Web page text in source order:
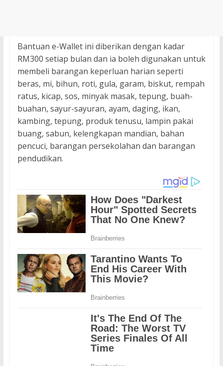
Bantuan e-Wallet ini diberikan dengan kadar
RM300 setiap bulan dan ia boleh digunakan untuk
membeli barangan keperluan harian seperti
beras, mi, bihun, roti, gula, garam, biskut, rempah
ratus, kicap, sos, minyak masak, tepung, buah-
buahan, sayur-sayuran, ayam, daging, ikan,
kambing, tepung, produk tenusu, lampin pakai
buang, sabun, kelengkapan mandian, bahan
pencuci, barangan persekolahan dan barangan
pendudikan.